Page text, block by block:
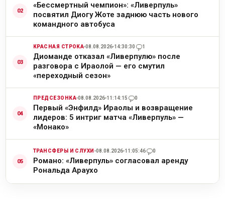
«Бессмертный чемпион»: «Ливерпуль»
посвятил Диогу Жоте заднюю часть нового
командного автобуса
КРАСНАЯ СТРОКА 08.08.2026 14:30:30 1
Диоманде отказал «Ливерпулю» после
разговора с Ираолой — его смутил
«переходный сезон»
ПРЕДСЕЗОНКА 08.08.2026 11:14:15 0
Первый «Энфилд» Ираолы и возвращение
лидеров: 5 интриг матча «Ливерпуль» —
«Монако»
ТРАНСФЕРЫ И СЛУХИ 08.08.2026 11:05:46 0
Романо: «Ливерпуль» согласовал аренду
Рональда Араухо